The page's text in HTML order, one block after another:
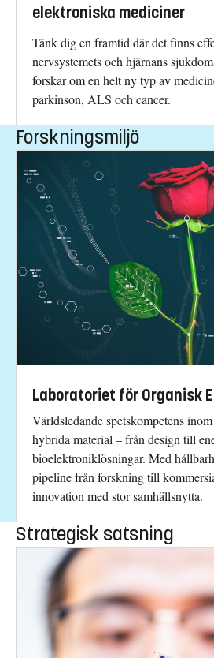
elektroniska mediciner
Tänk dig en framtid där det finns
nervsystemets och hjärnans
forskar om en helt ny typ av
parkinson, ALS och cancer.
Forskningsmiljö
Laboratoriet för Organisk
Världsledande spetskompetens
hybrida material – från design till
bioelektroniklösningar. Med
pipeline från forskning till
innovation med stor samhällsnytta.
Strategisk satsning